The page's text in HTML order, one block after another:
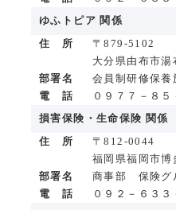
ゆふトピア 関係
住 所
〒879-5102
大分県由布市
部署名
会員制研修保
電 話
０９７７－８５
損害保険・生命保険 関係
住 所
〒812-0044
福岡県福岡市
部署名
商事部 保険グ
電 話
０９２－６３３